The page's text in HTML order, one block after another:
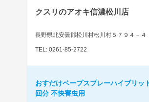
クスリのアオキ信濃松川店
長野県北安曇郡松川村松川村５７９４－４
TEL: 0261-85-2722
おすだけベープスプレーハイブリッ
回分 不快害虫用